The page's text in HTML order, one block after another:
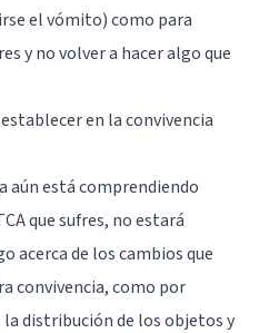
el vómito) como para
y no volver a hacer algo que
en la convivencia
aún está comprendiendo
que sufres, no estará
acerca de los cambios que
convivencia, como por
distribución de los objetos y